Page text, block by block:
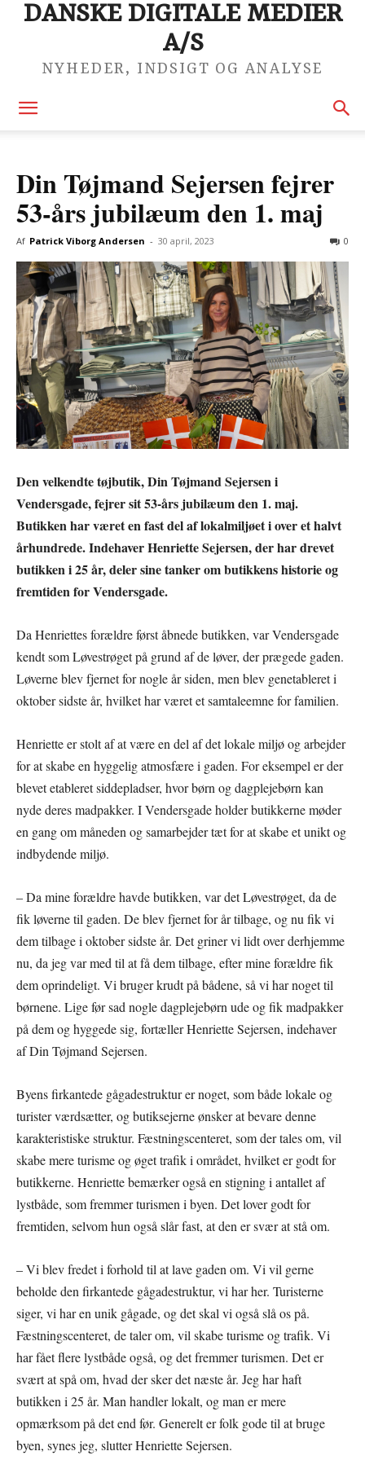
DANSKE DIGITALE MEDIER
A/S
NYHEDER, INDSIGT OG ANALYSE
Din Tøjmand Sejersen fejrer
53-års jubilæum den 1. maj
Af Patrick Viborg Andersen - 30 april, 2023 0
Den velkendte tøjbutik, Din Tøjmand Sejersen i
Vendersgade, fejrer sit 53-års jubilæum den 1. maj.
Butikken har været en fast del af lokalmiljøet i over et halvt
århundrede. Indehaver Henriette Sejersen, der har drevet
butikken i 25 år, deler sine tanker om butikkens historie og
fremtiden for Vendersgade.
Da Henriettes forældre først åbnede butikken, var Vendersgade
kendt som Løvestrøget på grund af de løver, der prægede gaden.
Løverne blev fjernet for nogle år siden, men blev genetableret i
oktober sidste år, hvilket har været et samtaleemne for familien.
Henriette er stolt af at være en del af det lokale miljø og arbejder
for at skabe en hyggelig atmosfære i gaden. For eksempel er der
blevet etableret siddepladser, hvor børn og dagplejebørn kan
nyde deres madpakker. I Vendersgade holder butikkerne møder
en gang om måneden og samarbejder tæt for at skabe et unikt og
indbydende miljø.
– Da mine forældre havde butikken, var det Løvestrøget, da de
fik løverne til gaden. De blev fjernet for år tilbage, og nu fik vi
dem tilbage i oktober sidste år. Det griner vi lidt over derhjemme
nu, da jeg var med til at få dem tilbage, efter mine forældre fik
dem oprindeligt. Vi bruger krudt på bådene, så vi har noget til
børnene. Lige før sad nogle dagplejebørn ude og fik madpakker
på dem og hyggede sig, fortæller Henriette Sejersen, indehaver
af Din Tøjmand Sejersen.
Byens firkantede gågadestruktur er noget, som både lokale og
turister værdsætter, og butiksejerne ønsker at bevare denne
karakteristiske struktur. Fæstningscenteret, som der tales om, vil
skabe mere turisme og øget trafik i området, hvilket er godt for
butikkerne. Henriette bemærker også en stigning i antallet af
lystbåde, som fremmer turismen i byen. Det lover godt for
fremtiden, selvom hun også slår fast, at den er svær at stå om.
– Vi blev fredet i forhold til at lave gaden om. Vi vil gerne
beholde den firkantede gågadestruktur, vi har her. Turisterne
siger, vi har en unik gågade, og det skal vi også slå os på.
Fæstningscenteret, de taler om, vil skabe turisme og trafik. Vi
har fået flere lystbåde også, og det fremmer turismen. Det er
svært at spå om, hvad der sker det næste år. Jeg har haft
butikken i 25 år. Man handler lokalt, og man er mere
opmærksom på det end før. Generelt er folk gode til at bruge
byen, synes jeg, slutter Henriette Sejersen.